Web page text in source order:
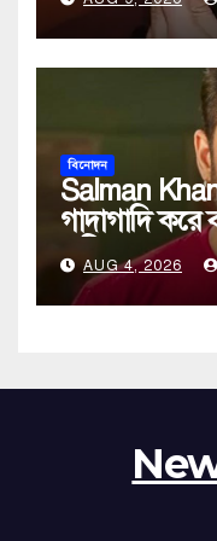
বিনোদন
Salman
গাদাগাদি করে
অভিজ্ঞতা
AUG 4, 2026